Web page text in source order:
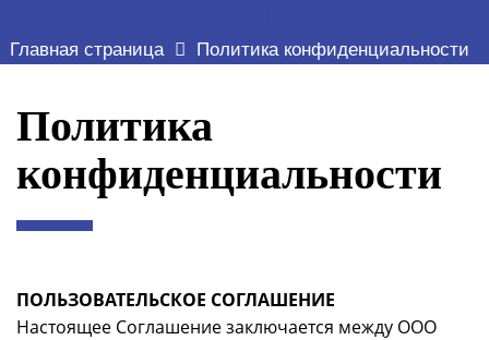
Главная страница Политика конфиденциальности
Политика
конфиденциальности
ПОЛЬЗОВАТЕЛЬСКОЕ СОГЛАШЕНИЕ
Настоящее Соглашение заключается между ООО